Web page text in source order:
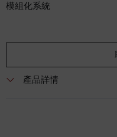
模組化系統
產品詳情